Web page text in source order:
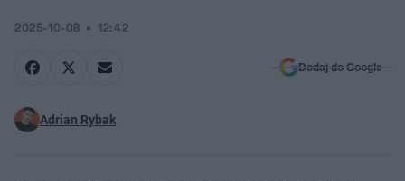
2025-10-08 12:42
Dodaj do Google
Adrian Rybak